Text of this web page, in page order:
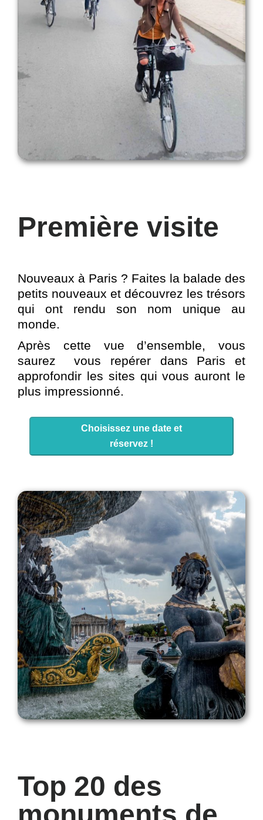
Première visite
Nouveaux à Paris ? Faites la balade des
petits nouveaux et découvrez les trésors
qui ont rendu son nom unique au
monde.
Après cette vue d’ensemble, vous
saurez vous repérer dans Paris et
approfondir les sites qui vous auront le
plus impressionné.
Choisissez une date et
réservez !
Top 20 des